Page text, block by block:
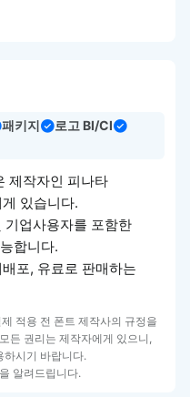
패키지
로고 BI/CI
제작자인 피나타
있습니다.
기업사용자를 포함한
합니다.
포, 유료로 판매하는
적용 전 폰트 제작사의 규정을
든 권리는 제작자에게 있으니,
하시기 바랍니다.
알려드립니다.